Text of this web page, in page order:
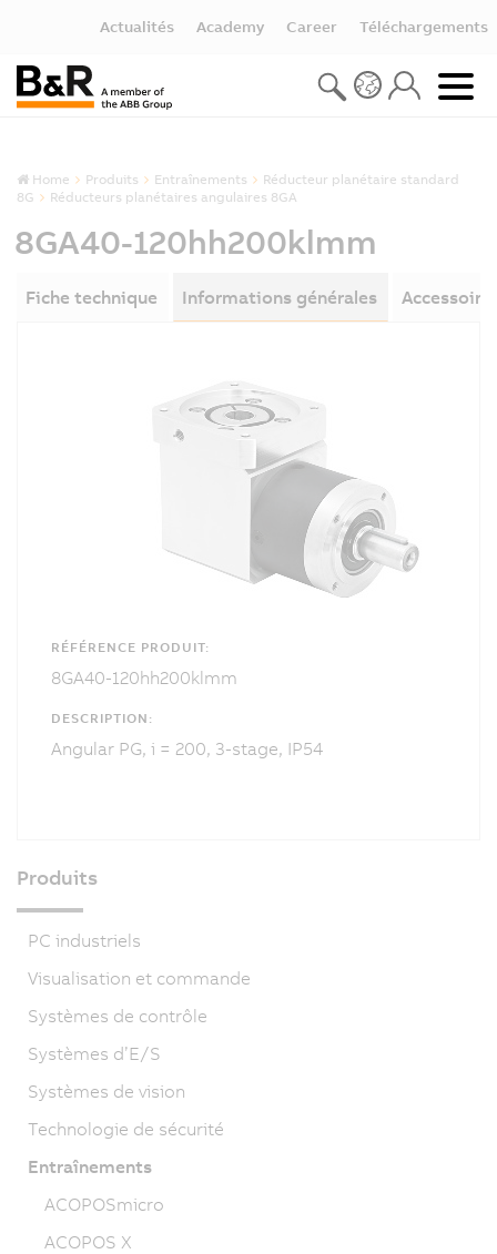
Actualités Academy Career Téléchargements
Home Produits Entraînements
Réducteur planétaire standard
8G
Réducteurs planétaires angulaires 8GA
8GA40-120hh200klmm
Fiche technique Informations générales
RÉFÉRENCE PRODUIT:
8GA40-120hh200klmm
DESCRIPTION:
Angular PG, i = 200, 3-stage, IP54
Produits
PC industriels
Visualisation et commande
Systèmes de contrôle
Systèmes d’E/S
Systèmes de vision
Technologie de sécurité
Entraînements
ACOPOSmicro
ACOPOS X